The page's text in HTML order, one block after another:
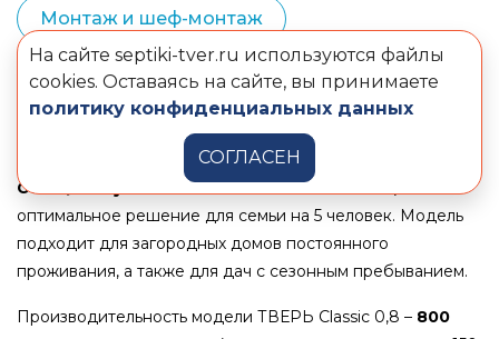
Монтаж и шеф-монтаж
Сервисное обслуживание
Комплектация Документы
Станция глубокой очистки ТВЕРЬ Classic 0,8
оптимальное решение для семьи на 5 человек. Модель
подходит для загородных домов постоянного
проживания, а также для дач с сезонным пребыванием.
Производительность модели ТВЕРЬ Classic 0,8 – 800
На сайте septiki-tver.ru используются файлы
cookies. Оставаясь на сайте, вы принимаете
политику конфиденциальных данных
СОГЛАСЕН